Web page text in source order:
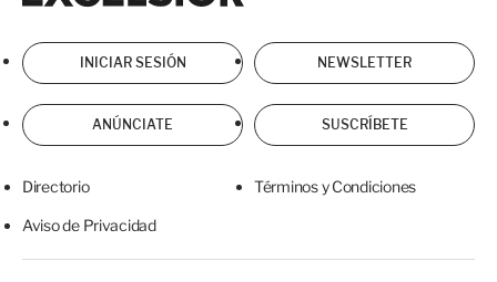
INICIAR SESIÓN NEWSLETTER
ANÚNCIATE SUSCRÍBETE
Directorio Términos y Condiciones
Aviso de Privacidad